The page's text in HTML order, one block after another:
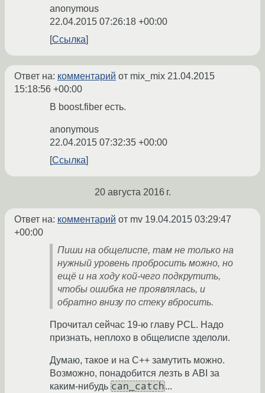
anonymous
22.04.2015 07:26:18 +00:00
Ссылка
Ответ на: комментарий от mix_mix 21.04.2015
15:18:56 +00:00
В boost.fiber есть.
anonymous
22.04.2015 07:32:35 +00:00
Ссылка
20 августа 2016 г.
Ответ на: комментарий от mv 19.04.2015 03:29:47
+00:00
Пиши на общелиспе, там не только на
нужный уровень пробросить можно, но
ещё и на ходу кой-чего подкрутить,
чтобы ошибка не проявлялась, и
обратно внизу по стеку вбросить.
Прочитал сейчас 19-ю главу PCL. Надо
признать, неплохо в общелиспе зделоли.
Думаю, такое и на C++ замутить можно.
Возможно, понадобится лезть в ABI за
каким-нибудь can_catch...